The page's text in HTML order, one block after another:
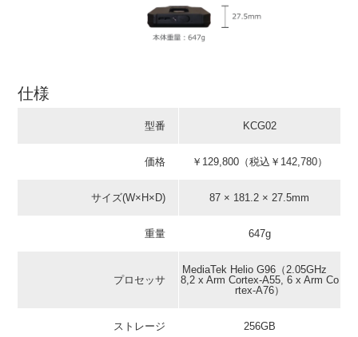
仕様
型番 KCG02
価格 ￥129,800（税込￥142,780）
サイズ(W×H×D) 87 × 181.2 × 27.5mm
重量 647g
プロセッサ
MediaTek Helio G96（2.05GHz
8,2 x Arm Cortex-A55, 6 x Arm Co
rtex-A76）
ストレージ 256GB